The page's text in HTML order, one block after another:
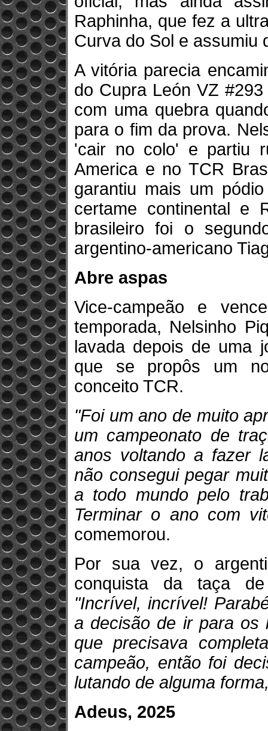
Raphinha, que fez a
Curva do Sol e assumiu
A vitória parecia
do Cupra León VZ
com uma quebra
para o fim da prova.
'cair no colo' e partiu
America e no TCR
garantiu mais um
certame continental e
brasileiro foi o
argentino-americano
Abre aspas
Vice-campeão e
temporada, Nelsinho
lavada depois de uma
que se propôs um
conceito TCR.
"Foi um ano de muito
um campeonato de
anos voltando a fazer
não consegui pegar
a todo mundo pelo
Terminar o ano com
comemorou.
Por sua vez, o
conquista da taça
"Incrível, incrível!
a decisão de ir para os
que precisava
campeão, então foi
lutando de alguma
Adeus, 2025